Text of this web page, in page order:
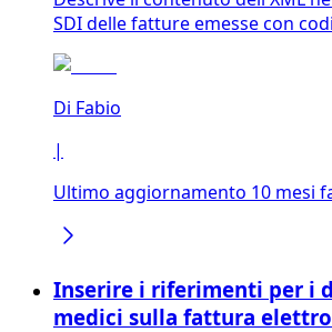
SDI delle fatture emesse con
Di Fabio
|
Ultimo aggiornamento 10 mesi
Inserire i riferimenti per i
medici sulla fattura